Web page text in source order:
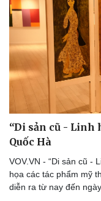
“Di sản cũ - Linh
Quốc Hà
VOV.VN - “Di sản cũ -
họa các tác phẩm mỹ
diễn ra từ nay đến